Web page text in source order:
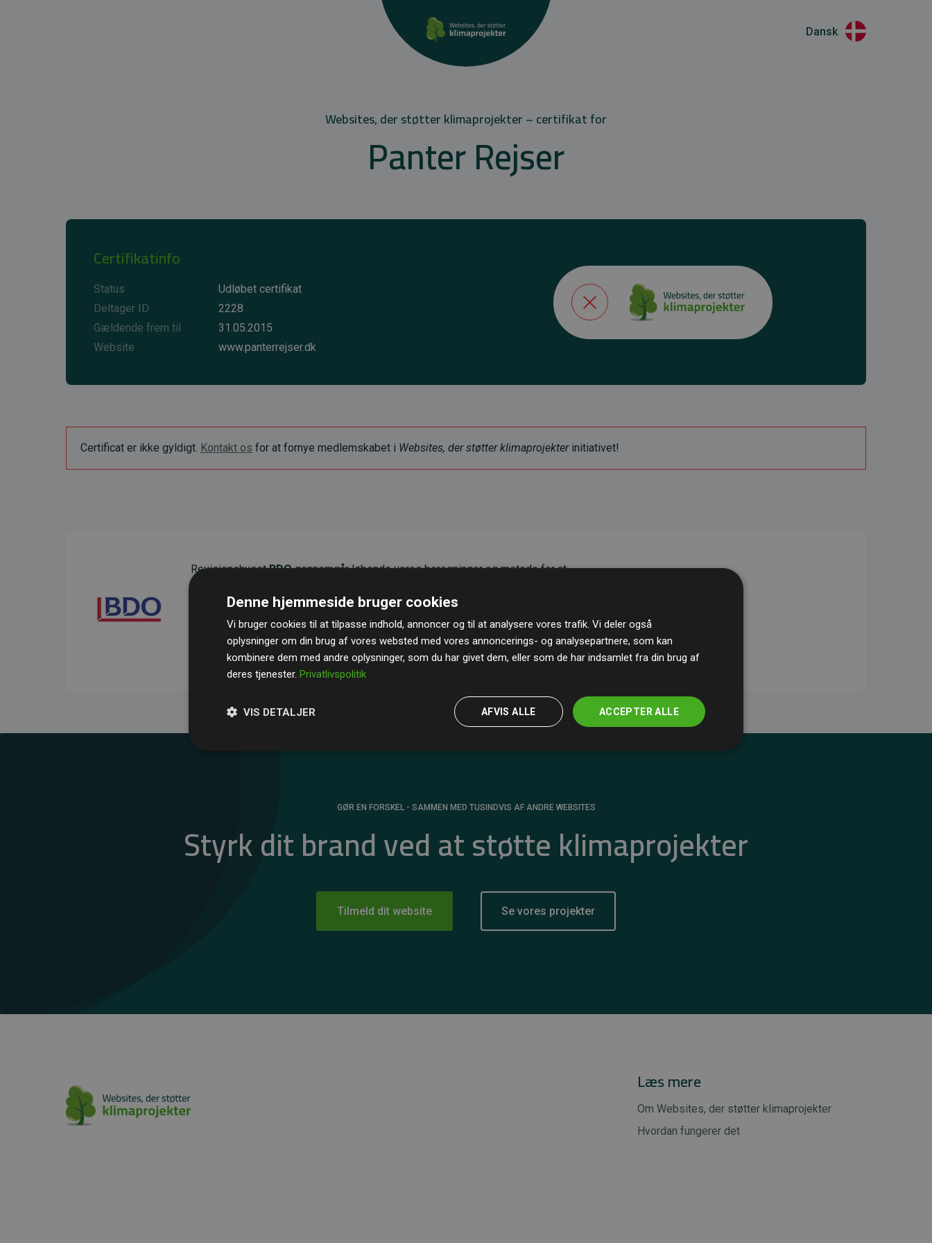
Dansk
Websites, der støtter klimaprojekter – certifikat for
Panter Rejser
Certifikatinfo
Status
Udløbet certifikat
Deltager ID
2228
Gældende frem til
31.05.2015
Website
www.panterrejser.dk
Certificat er ikke gyldigt. Kontakt os for at fornye medlemskabet i Websites, der støtter klimaprojekterinitiativet!
RevisionshusetBDOgennemgår løbende vores beregninger og metode for at
gennemsnit kompenserer for
200% af medlemmernes websites estimerede
CO₂-udledninger .
GØR EN FORSKEL - SAMMEN MED TUSINDVIS AF ANDRE WEBSITES
Styrk dit brand ved at støtte klimaprojekter
Tilmeld dit website Se vores projekter
Læs mere
Om Websites, der støtter klimaprojekter
Hvordan fungerer det
Denne hjemmeside bruger cookies
Vi bruger cookies til at tilpasse indhold, annoncer og til at analysere vores trafik. Vi deler også
oplysninger om din brug af vores websted med vores annoncerings- og analysepartnere, som kan
kombinere dem med andre oplysninger, som du har givet dem, eller som de har indsamlet fra din brug af
deres tjenester. Privatlivspolitik
ACCEPTER ALLE
AFVIS ALLE
VIS DETALJER